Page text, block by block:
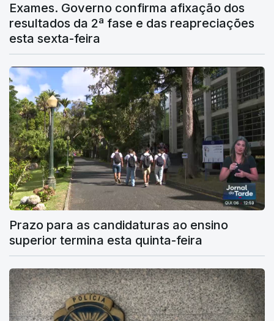
Exames. Governo confirma afixação dos
resultados da 2ª fase e das reapreciações
esta sexta-feira
Prazo para as candidaturas ao ensino
superior termina esta quinta-feira